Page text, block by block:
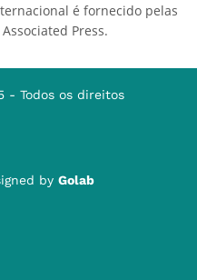
é fornecido pelas
Press.
- Todos os direitos
by Golab